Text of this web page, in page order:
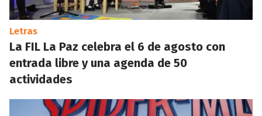
Letras
La FIL La Paz celebra el 6 de agosto con
entrada libre y una agenda de 50
actividades